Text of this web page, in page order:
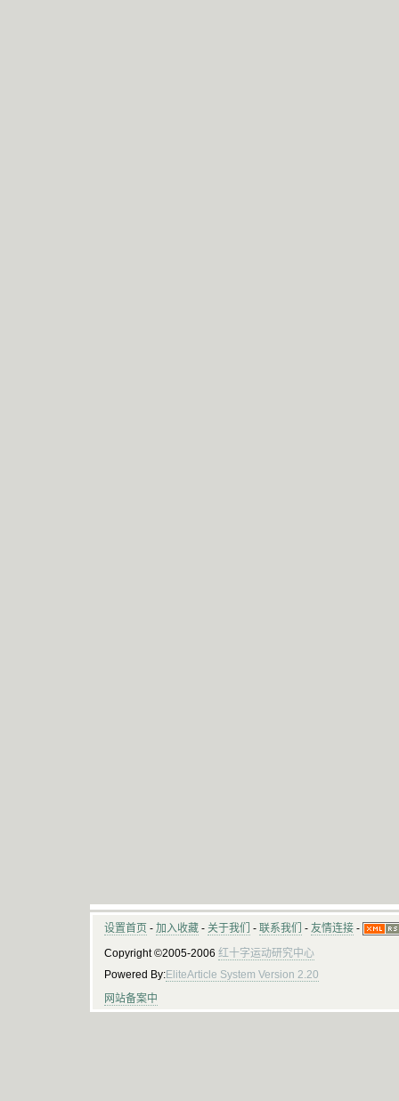
设置首页 - 加入收藏 - 关于我们 - 联系我们 - 友情连接 -
Copyright ©2005-2006 红十字运动研究中心
Powered By:EliteArticle System Version 2.20
网站备案中